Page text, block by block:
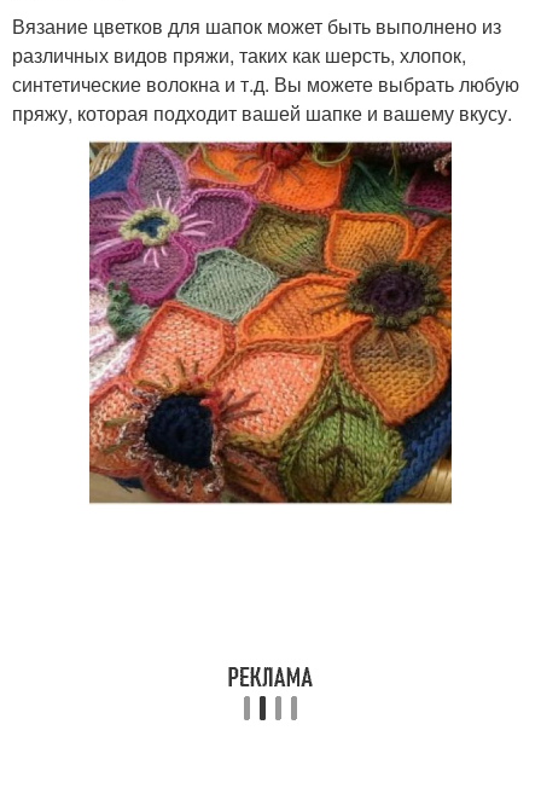
Вязание цветков для шапок может быть выполнено из
различных видов пряжи, таких как шерсть, хлопок,
синтетические волокна и т.д. Вы можете выбрать любую
пряжу, которая подходит вашей шапке и вашему вкусу.